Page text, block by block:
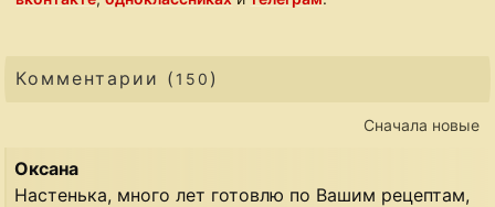
Комментарии ( 150 )
Сначала новые
Оксана
Настенька, много лет готовлю по Вашим рецептам,